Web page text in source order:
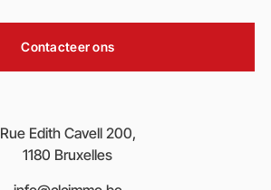
Contacteer ons
Rue Edith Cavell 200,
1180 Bruxelles